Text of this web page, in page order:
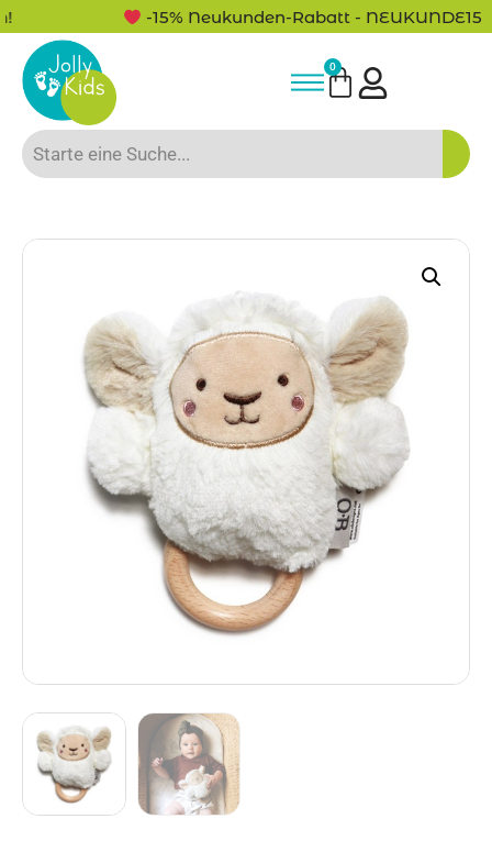
-15% Neukunden-Rabatt - NEUKUNDE15
0